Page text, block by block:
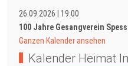
26.09.2026
19:00
100 Jahre Gesangverein
Ganzen Kalender ansehen
Kalender Heimat